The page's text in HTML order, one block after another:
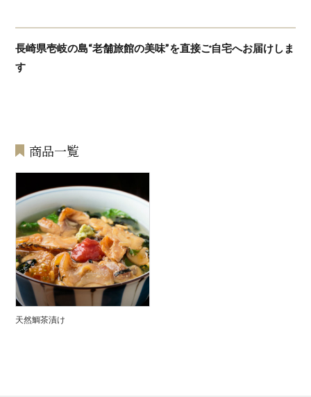
長崎県壱岐の島“老舗旅館の美味”を直接ご自宅へお届けしま
す
商品一覧
天然鯛茶漬け